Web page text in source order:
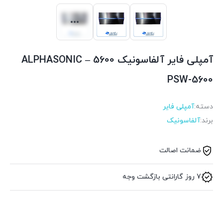
آمپلی فایر آلفاسونیک 5600 – ALPHASONIC
PSW-5600
دسته:آمپلی فایر
برند:آلفاسونیک
ضمانت اصالت
7 روز گارانتی بازگشت وجه